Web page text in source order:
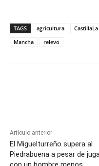
TAGS agricultura CastillaLa
Mancha
relevo
Artículo anterior
El Miguelturreño supera al
Piedrabuena a pesar de